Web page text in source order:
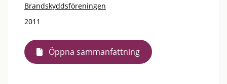
Brandskyddsföreningen
2011
Öppna sammanfattning